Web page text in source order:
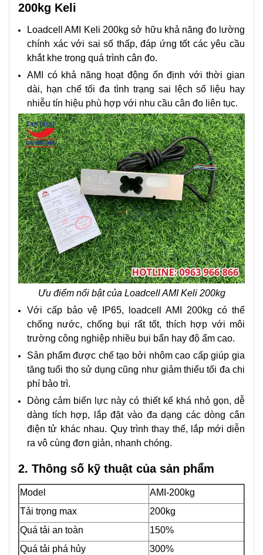
200kg Keli
Loadcell AMI Keli 200kg sở hữu khả năng đo lường
chính xác với sai số thấp, đáp ứng tốt các yêu cầu
khắt khe trong quá trình cân đo.
AMI có khả năng hoạt động ổn định với thời gian
dài, hạn chế tối đa tình trạng sai lệch số liệu hay
nhiễu tín hiệu phù hợp với nhu cầu cân đo liên tục.
Ưu điểm nổi bật của Loadcell AMI Keli 200kg
Với cấp bảo vệ IP65, loadcell AMI 200kg có thể
chống nước, chống bụi rất tốt, thích hợp với môi
trường công nghiệp nhiều bụi bẩn hay độ ẩm cao.
Sản phẩm được chế tạo bởi nhôm cao cấp giúp gia
tăng tuổi thọ sử dụng cũng như giảm thiểu tối đa chi
phí bảo trì.
Dòng cảm biến lực này có thiết kế khá nhỏ gọn, dễ
dàng tích hợp, lắp đặt vào đa dạng các dòng cân
điện tử khác nhau. Quy trình thay thế, lắp mới diễn
ra vô cùng đơn giản, nhanh chóng.
2. Thông số kỹ thuật của sản phẩm
Model
AMI-200kg
Tải trọng max
200kg
Quá tải an toàn
150%
Quá tải phá hủy
300%